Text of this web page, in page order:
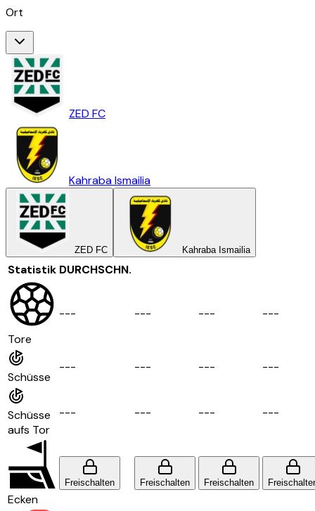
Ort
ZED FC
Kahraba Ismailia
ZED FC Kahraba Ismailia
Statistik DURCHSCHN.
Tore
--- --- --- ---
Schüsse
--- --- --- ---
Schüsse
aufs Tor
--- --- --- ---
Ecken
Freischalten Freischalten Freischalten